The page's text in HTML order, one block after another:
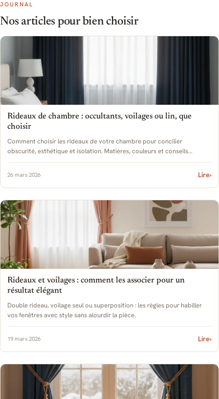
JOURNAL
Nos articles pour bien choisir
Rideaux de chambre : occultants, voilages ou lin, que
choisir
Comment choisir les rideaux de votre chambre pour concilier
obscurité, esthétique et isolation. Matières, couleurs et conseils
pratiques.
26 mars 2026 Lire›
Rideaux et voilages : comment les associer pour un
résultat élégant
Double rideau, voilage seul ou superposition : les règles pour habiller
vos fenêtres avec style sans alourdir la pièce.
19 mars 2026 Lire›